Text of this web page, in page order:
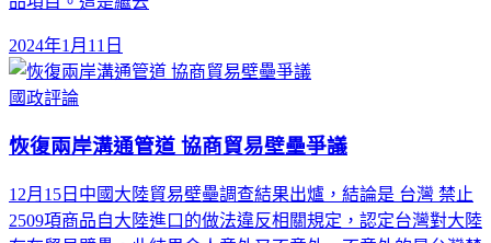
2024年1月11日
國政評論
恢復兩岸溝通管道 協商貿易壁壘爭議
12月15日中國大陸貿易壁壘調查結果出爐，結論是 台灣 禁止
2509項商品自大陸進口的做法違反相關規定，認定台灣對大陸